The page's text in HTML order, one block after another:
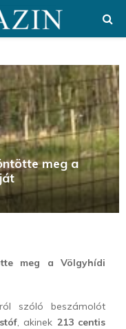
meg a
meg a Völgyhídi
szóló beszámolót
, akinek 213 centis